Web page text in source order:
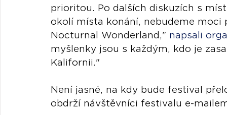
prioritou. Po dalších diskuzích s
okolí místa konání, nebudeme
Nocturnal Wonderland," napsali
myšlenky jsou s každým, kdo je
Kalifornii."
Není jasné, na kdy bude festival
obdrží návštěvníci festivalu e-